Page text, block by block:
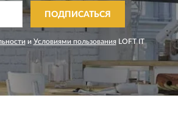
ПОДПИСАТЬСЯ
и Условиями пользования LOFT IT